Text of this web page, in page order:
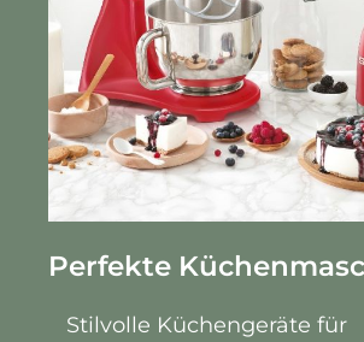
Perfekte
Stilvolle Küchengeräte für